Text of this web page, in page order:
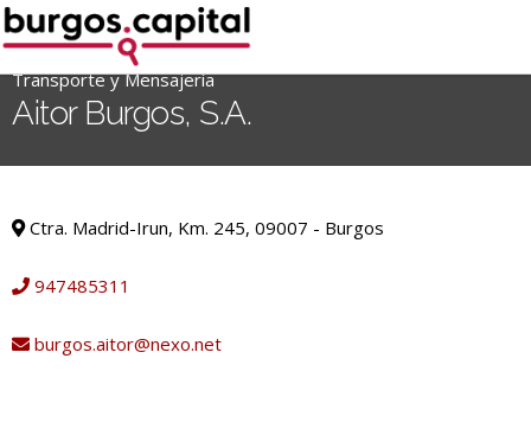
Ir
al
contenido
for:')
Transporte y Mensajería
Aitor Burgos, S.A.
Ctra. Madrid-Irun, Km. 245, 09007 - Burgos
947485311
burgos.aitor@nexo.net